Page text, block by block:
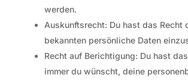
werden.
Auskunftsrecht: Du hast das Recht
bekannten persönliche Daten
Recht auf Berichtigung: Du hast
immer du wünscht, deine